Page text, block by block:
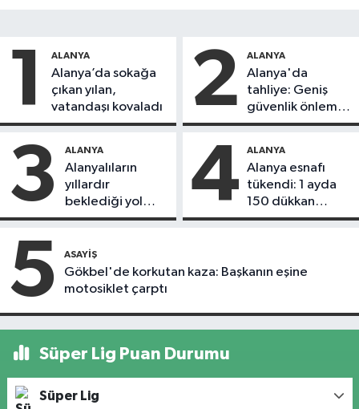
1 ALANYA
Alanya’da sokağa
çıkan yılan,
vatandaşı kovaladı
2 ALANYA
Alanya'da
tahliye: Geniş
güvenlik önlemi
alındı
3 ALANYA
Alanyalıların
yıllardır
beklediği yol
askıdan döndü
4 ALANYA
Alanya esnafı
tükendi: 1 ayda
150 dükkan
kapandı
5 ASAYIŞ
Gökbel'de korkutan kaza: Başkanın eşine
motosiklet çarptı
Süper Lig Puan Durumu
Süper Lig